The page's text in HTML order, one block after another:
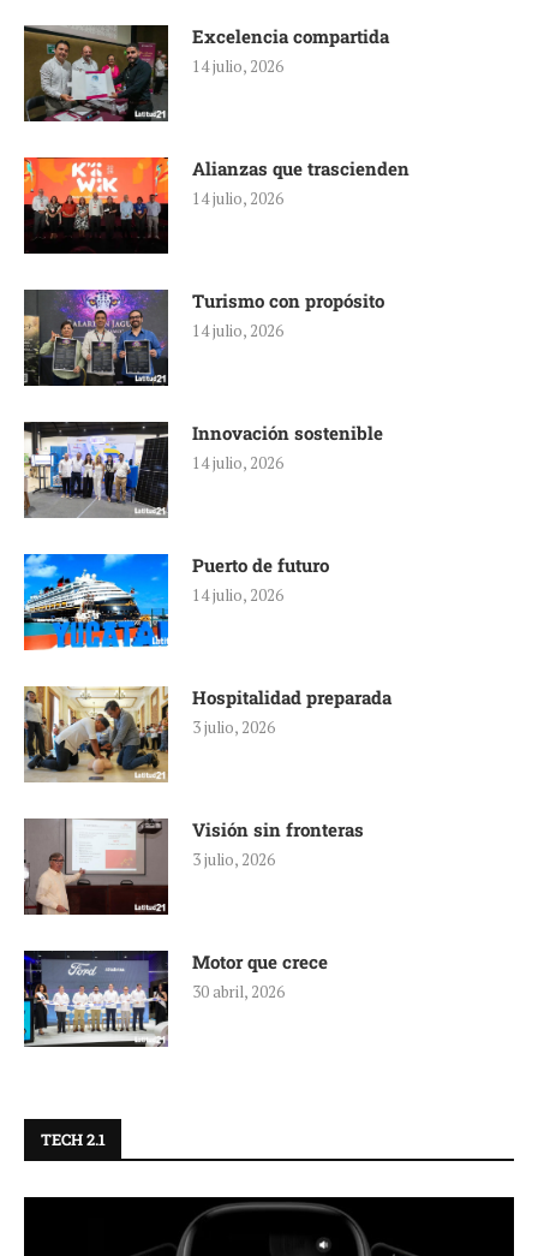
Excelencia compartida
14 julio, 2026
Alianzas que trascienden
14 julio, 2026
Turismo con propósito
14 julio, 2026
Innovación sostenible
14 julio, 2026
Puerto de futuro
14 julio, 2026
Hospitalidad preparada
3 julio, 2026
Visión sin fronteras
3 julio, 2026
Motor que crece
30 abril, 2026
TECH 2.1